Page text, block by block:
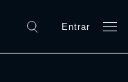
Entrar